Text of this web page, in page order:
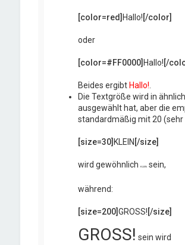
[color=red] Hallo! [/color]
oder
[color=#FF0000] Hallo! [/
Beides ergibt Hallo!
Die Textgröße wird in
ausgewählt hat, aber die
standardmäßig mit 20 (sehr
[size=30] KLEIN [/size]
wird gewöhnlich KLEINsein,
während:
[size=200]GROSS! [/size]
GROSS! sein wird